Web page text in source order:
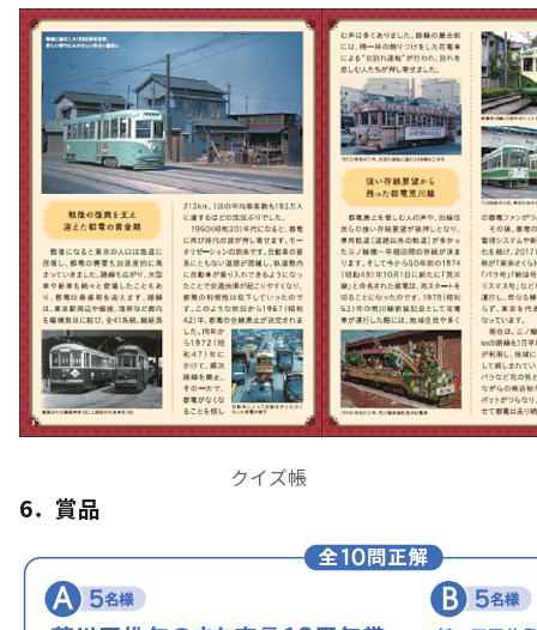
クイズ帳
6．賞品